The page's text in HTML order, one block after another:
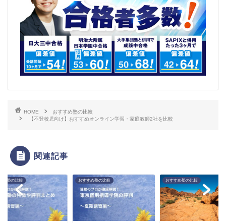
HOME
おすすめ塾の比較
【不登校児向け】おすすめオンライン学習・家庭教師2社を比較
関連記事
め塾の比較 おすすめ塾の比較 おすすめ塾の比較